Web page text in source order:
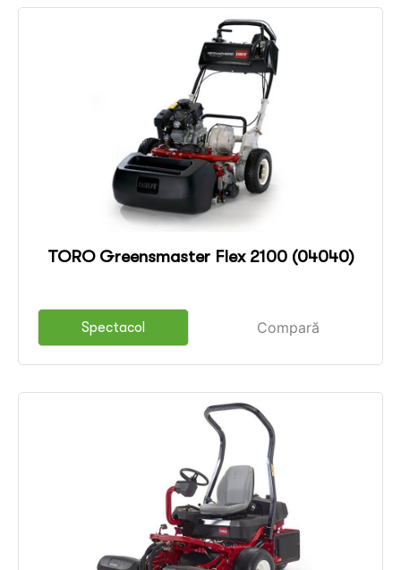
TORO Greensmaster Flex 2100 (04040)
Spectacol Compară